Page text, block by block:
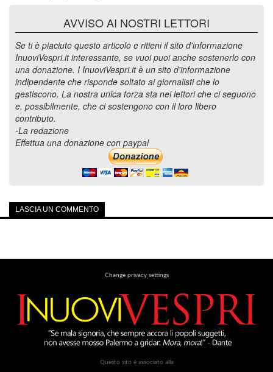
AVVISO AI NOSTRI LETTORI
Se ti è piaciuto questo articolo e ritieni il sito d'informazione
InuoviVespri.it interessante, se vuoi puoi anche sostenerlo con
una donazione. I InuoviVespri.it è un sito d'informazione
indipendente che risponde soltato ai giornalisti che lo
gestiscono. La nostra unica forza sta nei lettori che ci seguono
e, possibilmente, che ci sostengono con il loro libero
contributo.
-La redazione
Effettua una donazione con paypal
LASCIA UN COMMENTO
Change privacy settings
Questo sito è associato alla